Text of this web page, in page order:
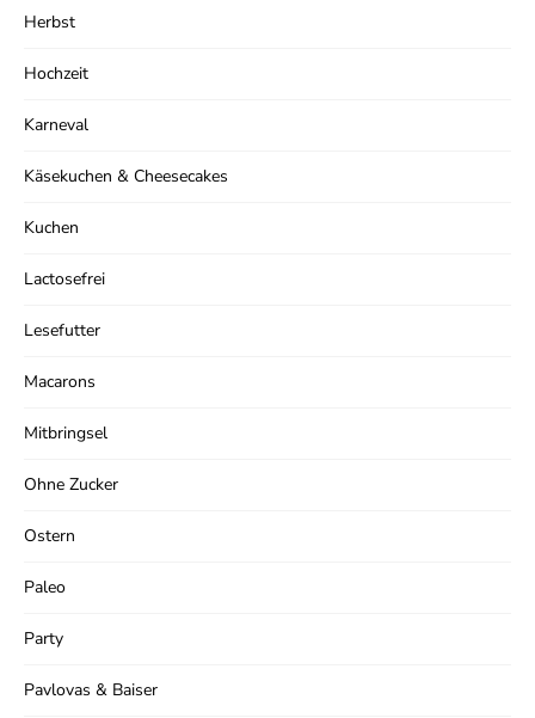
Herbst
Hochzeit
Karneval
Käsekuchen & Cheesecakes
Kuchen
Lactosefrei
Lesefutter
Macarons
Mitbringsel
Ohne Zucker
Ostern
Paleo
Party
Pavlovas & Baiser